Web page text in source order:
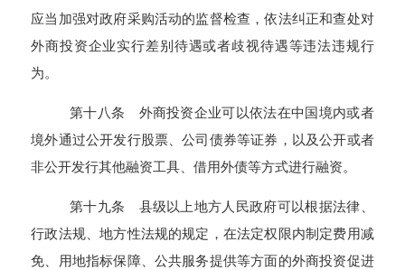
应当加强对政府采购活动的监督检查，依法纠正和查处对
外商投资企业实行差别待遇或者歧视待遇等违法违规行
为。
第十八条 外商投资企业可以依法在中国境内或者
境外通过公开发行股票、公司债券等证券，以及公开或者
非公开发行其他融资工具、借用外债等方式进行融资。
第十九条 县级以上地方人民政府可以根据法律、
行政法规、地方性法规的规定，在法定权限内制定费用减
免、用地指标保障、公共服务提供等方面的外商投资促进